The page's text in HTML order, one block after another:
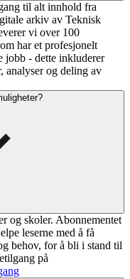
til alt innhold fra
arkiv av Teknisk
vi over 100
har et profesjonelt
jobb - dette inkluderer
analyser og deling av
og skoler. Abonnementet
leserne med å få
behov, for å bli i stand til
på